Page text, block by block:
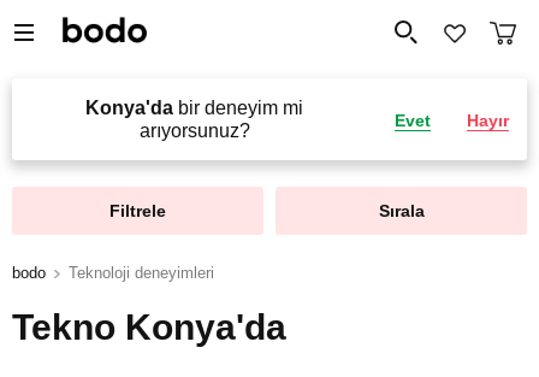
Konya'da bir deneyim mi
arıyorsunuz?
Evet Hayır
Filtrele Sırala
bodo Teknoloji deneyimleri
Tekno Konya'da